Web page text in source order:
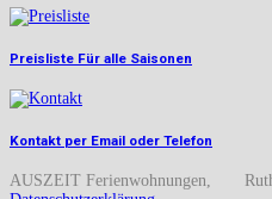
Preisliste Für alle Saisonen
Kontakt per Email oder Telefon
AUSZEIT Ferienwohnungen,